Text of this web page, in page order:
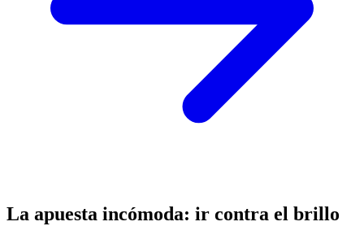
La apuesta incómoda: ir contra el brillo